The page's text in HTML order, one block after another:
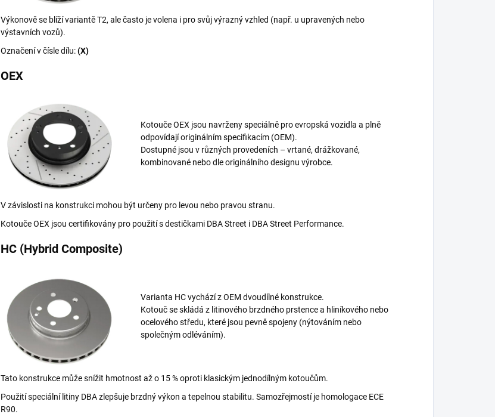
Výkonově se blíží variantě T2, ale často je volena i pro svůj výrazný vzhled (např. u upravených nebo
výstavních vozů).
Označení v čísle dílu:(X)
OEX
Kotouče OEX jsou navrženy speciálně pro evropská vozidla a plně
odpovídají originálním specifikacím (OEM).
Dostupné jsou v různých provedeních – vrtané, drážkované,
kombinované nebo dle originálního designu výrobce.
V závislosti na konstrukci mohou být určeny pro levou nebo pravou stranu.
Kotouče OEX jsou certifikovány pro použití s destičkami DBA Street i DBA Street Performance.
HC (Hybrid Composite)
Varianta HC vychází z OEM dvoudílné konstrukce.
Kotouč se skládá z litinového brzdného prstence a hliníkového nebo
ocelového středu, které jsou pevně spojeny (nýtováním nebo
společným odléváním).
Tato konstrukce může snížit hmotnost až o 15 % oproti klasickým jednodílným kotoučům.
Použití speciální litiny DBA zlepšuje brzdný výkon a tepelnou stabilitu. Samozřejmostí je homologace ECE
R90.